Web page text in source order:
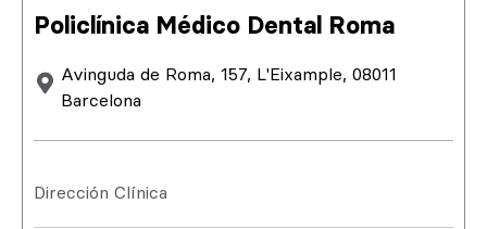
Policlínica Médico Dental Roma
Avinguda de Roma, 157, L'Eixample, 08011
Barcelona
Dirección Clínica